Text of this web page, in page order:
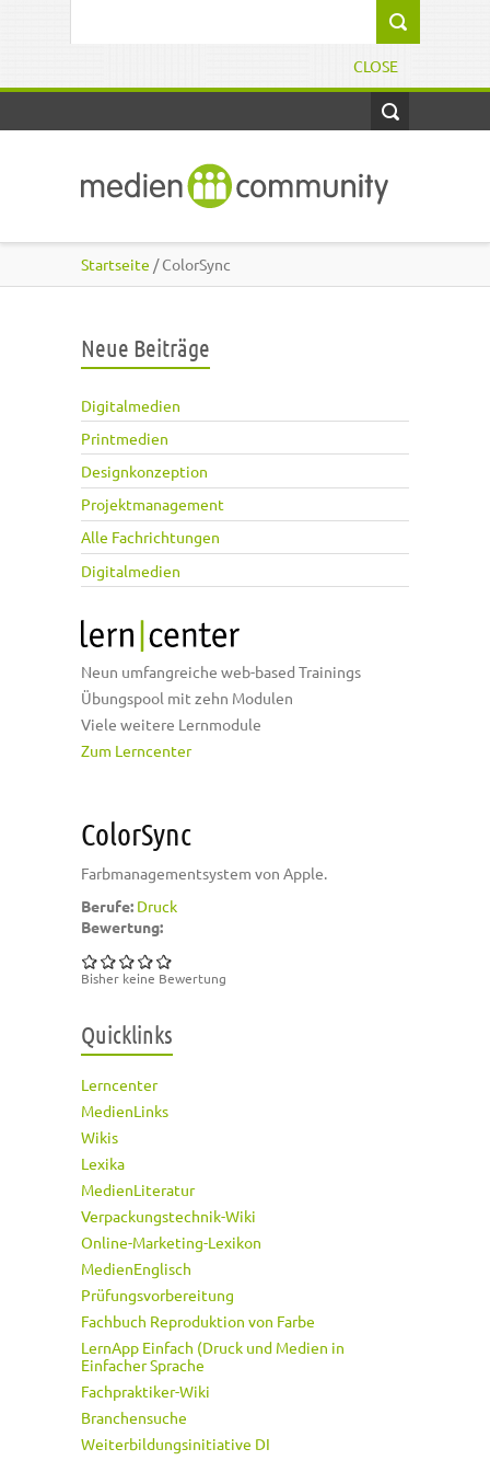
CLOSE
Startseite / ColorSync
Neue Beiträge
Digitalmedien
Printmedien
Designkonzeption
Projektmanagement
Alle Fachrichtungen
Digitalmedien
Neun umfangreiche web-based Trainings
Übungspool mit zehn Modulen
Viele weitere Lernmodule
Zum Lerncenter
ColorSync
Farbmanagementsystem von Apple.
Berufe: Druck
Bewertung:
Bisher keine Bewertung
Quicklinks
Lerncenter
MedienLinks
Wikis
Lexika
MedienLiteratur
Verpackungstechnik-Wiki
Online-Marketing-Lexikon
MedienEnglisch
Prüfungsvorbereitung
Fachbuch Reproduktion von Farbe
LernApp Einfach (Druck und Medien in
Einfacher Sprache
Fachpraktiker-Wiki
Branchensuche
Weiterbildungsinitiative DI